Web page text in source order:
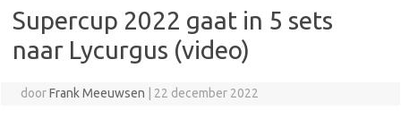
Supercup 2022 gaat in 5 sets
naar Lycurgus (video)
doorFrank Meeuwsen 22 december 2022